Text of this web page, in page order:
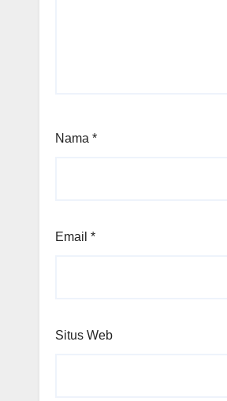
Nama *
Email *
Situs Web